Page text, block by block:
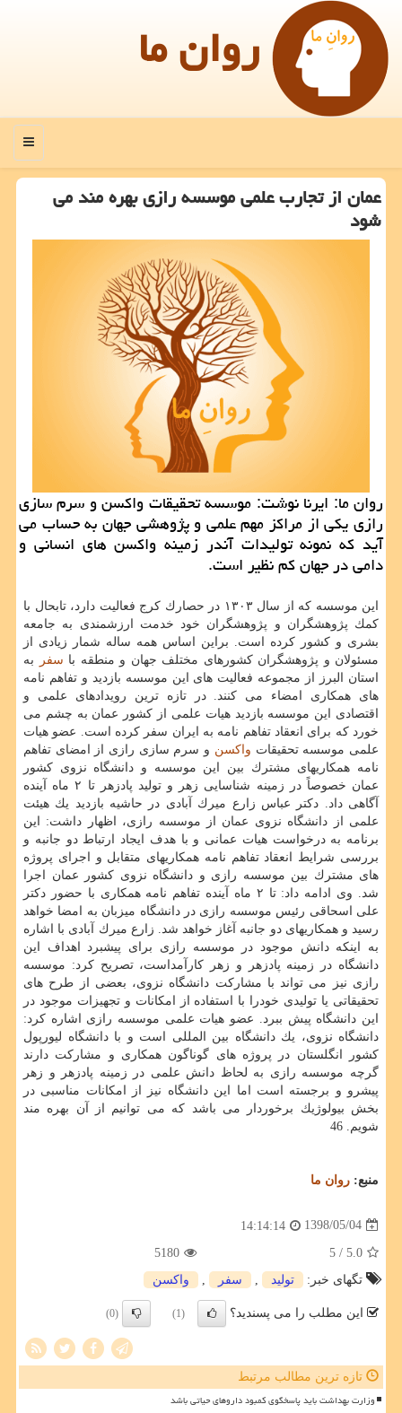
روان ما
منو
عمان از تجارب علمی موسسه رازی بهره مند می
شود
روان ما: ایرنا نوشت: موسسه تحقیقات واكسن و سرم سازی
رازی یكی از مراكز مهم علمی و پژوهشی جهان به حساب می
آید كه نمونه تولیدات آندر زمینه واكسن های انسانی و
دامی در جهان كم نظیر است.
این موسسه كه از سال ۱۳۰۳ در حصارك كرج فعالیت دارد، تابحال با
كمك پژوهشگران و پژوهشگران خود خدمت ارزشمندی به جامعه
بشری و كشور كرده است. براین اساس همه ساله شمار زیادی از
مسئولان و پژوهشگران كشورهای مختلف جهان و منطقه با سفر
به
استان البرز از مجموعه فعالیت های این موسسه بازدید و تفاهم نامه
های همكاری امضاء می كنند. در تازه ترین رویدادهای علمی و
اقتصادی این موسسه بازدید هیات علمی از كشور عمان به چشم می
خورد كه برای انعقاد تفاهم نامه به ایران سفر كرده است. عضو هیات
علمی موسسه تحقیقات واكسن و سرم سازی رازی از امضای تفاهم
نامه همكاریهای مشترك بین این موسسه و دانشگاه نزوی كشور
عمان خصوصاً در زمینه شناسایی زهر و تولید پادزهر تا ۲ ماه آینده
آگاهی داد. دكتر عباس زارع میرك آبادی در حاشیه بازدید یك هیئت
علمی از دانشگاه نزوی عمان از موسسه رازی، اظهار داشت: این
برنامه به درخواست هیات عمانی و با هدف ایجاد ارتباط دو جانبه و
بررسی شرایط انعقاد تفاهم نامه همكاریهای متقابل و اجرای پروژه
های مشترك بین موسسه رازی و دانشگاه نزوی كشور عمان اجرا
شد. وی ادامه داد: تا ۲ ماه آینده تفاهم نامه همكاری با حضور دكتر
علی اسحاقی رئیس موسسه رازی در دانشگاه میزبان به امضا خواهد
رسید و همكاریهای دو جانبه آغاز خواهد شد. زارع میرك آبادی با اشاره
به اینكه دانش موجود در موسسه رازی برای پیشبرد اهداف این
دانشگاه در زمینه پادزهر و زهر كارآمداست، تصریح كرد: موسسه
رازی نیز می تواند با مشاركت دانشگاه نزوی، بعضی از طرح های
تحقیقاتی یا تولیدی خودرا با استفاده از امكانات و تجهیزات موجود در
این دانشگاه پیش ببرد. عضو هیات علمی موسسه رازی اشاره كرد:
دانشگاه نزوی، یك دانشگاه بین المللی است و با دانشگاه لیورپول
كشور انگلستان در پروژه های گوناگون همكاری و مشاركت دارند
گرچه موسسه رازی به لحاظ دانش علمی در زمینه پادزهر و زهر
پیشرو و برجسته است اما این دانشگاه نیز از امكانات مناسبی در
بخش بیولوژیك برخوردار می باشد كه می توانیم از آن بهره مند
شویم. 46
منبع: روان ما
1398/05/04
14:14:14
5.0
/ 5
5180
تگهای خبر:
تولید سفر واكسن
این مطلب را می پسندید؟ (1)
(0)
تازه ترین مطالب مرتبط
وزارت بهداشت باید پاسخگوی کمبود داروهای حیاتی باشد